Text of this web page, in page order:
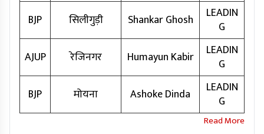
BJP
सिलीगुड़ी Shankar Ghosh
LEADIN
G
AJUP
रेजिनगर Humayun Kabir
LEADIN
G
BJP
मोयना Ashoke Dinda
LEADIN
G